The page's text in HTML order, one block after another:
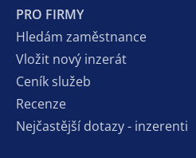
PRO FIRMY
Hledám zaměstnance
Vložit nový inzerát
Ceník služeb
Recenze
Nejčastější dotazy - inzerenti